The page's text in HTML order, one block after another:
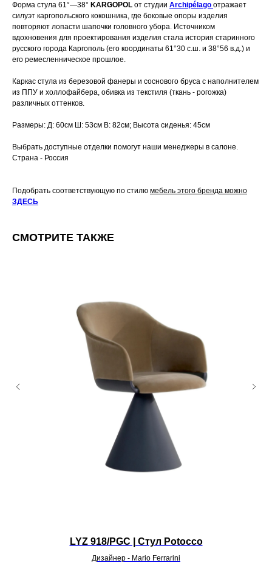
Форма стула 61°—38° KARGOPOL от студии Archipélago отражает
силуэт каргопольского кокошника, где боковые опоры изделия
повторяют лопасти шапочки головного убора. Источником
вдохновения для проектирования изделия стала история старинного
русского города Каргополь (его координаты 61°30 с.ш. и 38°56 в.д.) и
его ремесленническое прошлое.
Каркас стула из березовой фанеры и соснового бруса с наполнителем
из ППУ и холлофайбера, обивка из текстиля (ткань - рогожка)
различных оттенков.
Размеры: Д: 60см Ш: 53см В: 82см; Высота сиденья: 45см
Выбрать доступные отделки помогут наши менеджеры в салоне.
Страна - Россия
Подобрать соответствующую по стилю мебель этого бренда можно
ЗДЕСЬ
СМОТРИТЕ ТАКЖЕ
LYZ 918/PGC | Стул Potocco
Дизайнер - Mario Ferrarini